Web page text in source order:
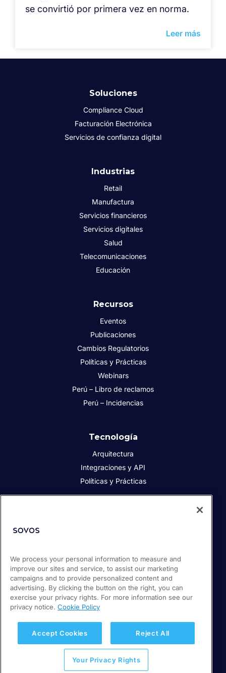
se convirtió por primera vez en norma.
Leer más
Soluciones
Compliance Cloud
Facturación Electrónica
Servicios de confianza digital
Industrias
Retail
Manufactura
Servicios financieros
Servicios digitales
Salud
Telecomunicaciones
Educación
Recursos
Eventos
Publicaciones
Cambios Regulatorios
Políticas y Prácticas
Webinars
Perú – Libro de reclamos
Perú – Incidencias
Tecnología
Arquitectura
Integraciones y API
Políticas y Prácticas
Responsabilidad social
Soporte / Portal de clientes
Empleos
Política de Privacidad
We process your personal information to measure and
improve our sites and service, to assist our marketing
campaigns and to provide personalized content and
advertising. By clicking the button on the right, you can
exercise your privacy rights. For more information see our
privacy notice. Cookie Policy
Accept Cookies Reject All
Your Privacy Rights